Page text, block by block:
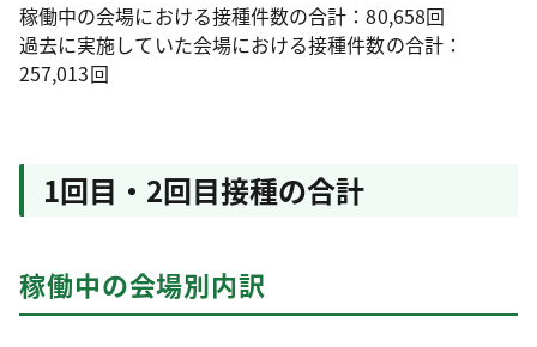
稼働中の会場における接種件数の合計：80,658回
過去に実施していた会場における接種件数の合計：
257,013回
1回目・2回目接種の合計
稼働中の会場別内訳